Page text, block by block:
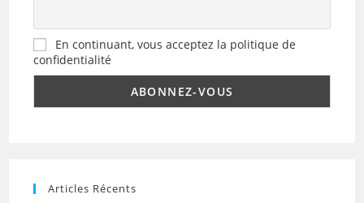
En continuant, vous acceptez la politique de
confidentialité
Articles Récents